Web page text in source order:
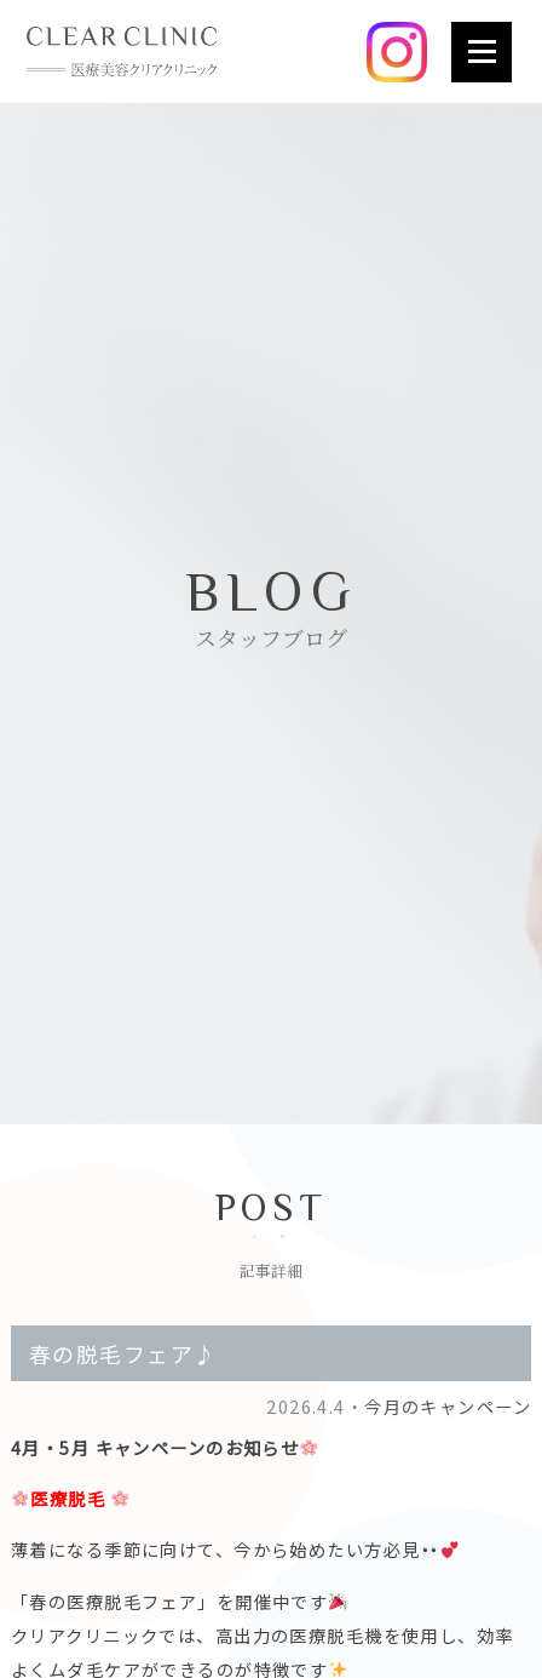
BLOG
スタッフブログ
POST
記事詳細
春の脱毛フェア♪
2026.4.4・今月のキャンペーン
4月・5月 キャンペーンのお知らせ
医療脱毛
薄着になる季節に向けて、今から始めたい方必見
「春の医療脱毛フェア」を開催中です
クリアクリニックでは、高出力の医療脱毛機を使用し、効率
よくムダ毛ケアができるのが特徴です